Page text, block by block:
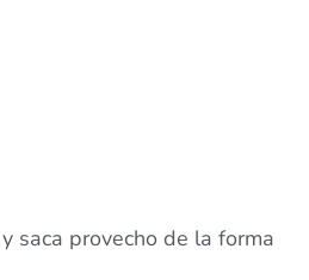
saca provecho de la forma